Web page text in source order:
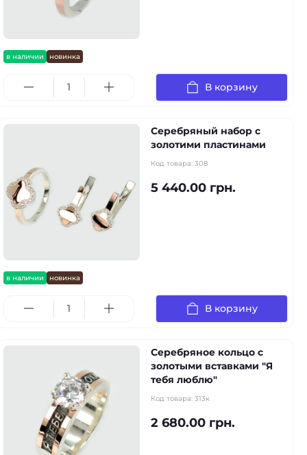
в наличии новинка
В корзину
в наличии новинка
Серебряный набор с
золотими пластинами
Код товара: 308
5 440.00 грн.
В корзину
Серебряное кольцо с
золотыми вставками "Я
тебя люблю"
Код товара: 313к
2 680.00 грн.